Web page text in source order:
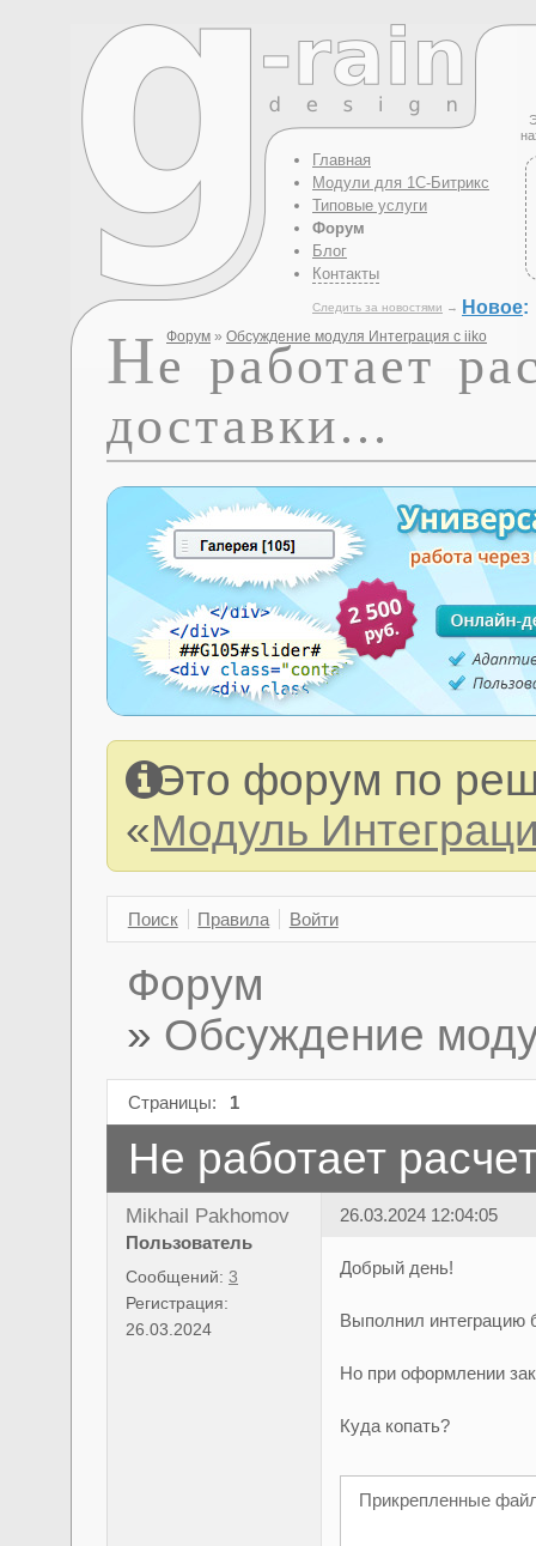
Главная
Модули для 1С-Битрикс
Типовые услуги
Форум
Блог
Контакты
Следить за новостями → Новое:
Форум » Обсуждение модуля Интеграция с iiko
Не работает
доставки...
Это форум по
«Модуль
Поиск Правила Войти
Форум
» Обсуждение
Страницы: 1
Не работает
Mikhail Pakhomov
Пользователь
Сообщений: 3
Регистрация:
26.03.2024
26.03.2024 12:04:05
Добрый день!
Выполнил интеграцию
Но при оформлении
Куда копать?
Прикрепленные